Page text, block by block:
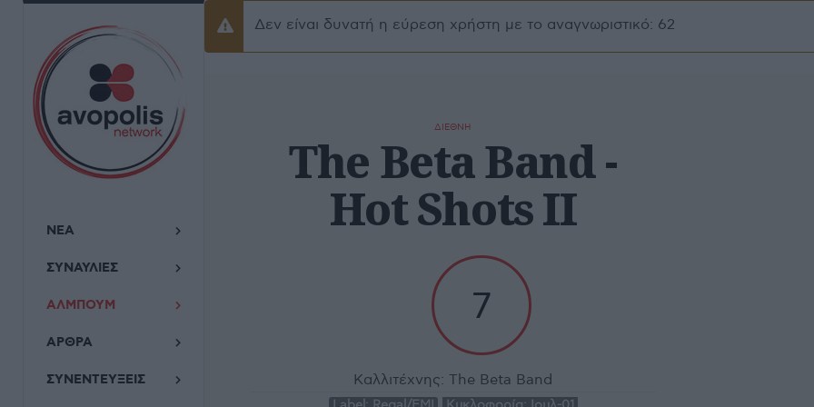
ΝΕΑ
ΣΥΝΑΥΛΙΕΣ
ΑΛΜΠΟΥΜ
ΑΡΘΡΑ
ΣΥΝΕΝΤΕΥΞΕΙΣ
Προειδοποίσηση
Δεν είναι δυνατή η εύρεση χρήστη με το αναγνωριστικό: 62
ΔΙΕΘΝΗ
The Beta Band -
Hot Shots II
7
Καλλιτέχνης: The Beta Band